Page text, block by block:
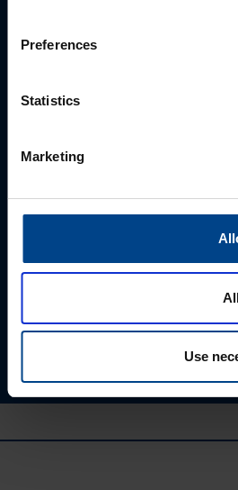
Preferences
Statistics
Marketing
Use
Valides "Saada", annate UTU
saaks Teile saata.